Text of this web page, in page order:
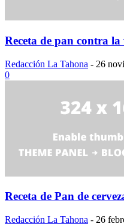
Receta de pan contra
Redacción La Tahona - 26
0
Receta de Pan de
Redacción La Tahona - 26